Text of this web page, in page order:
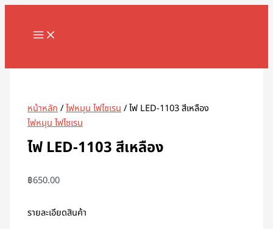
Skip
content
MAIN
หน้าหลัก/ไฟหมุน ไฟไซเรน/ ไฟ LED-1103 สีเหลือง
ไฟหมุน ไฟไซเรน
ไฟ LED-1103 สีเหลือง
฿650.00
รายละเอียดสินค้า
จำนวน
LED-
สี